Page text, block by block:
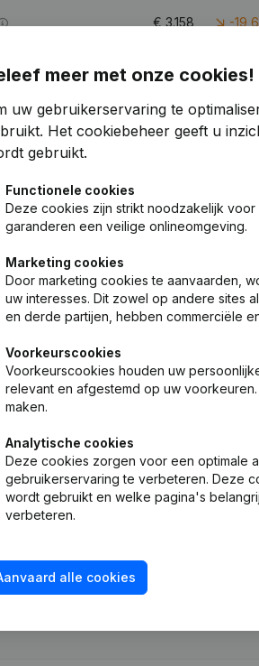
€ 3.158 -
€12.915
€ 3.311 -
Luna's
Publicatie
Ontslagnemingen -
Ontslagnemingen -
meer met onze cookies!
uw gebruikerservaring te
Het cookiebeheer geeft u
gebruikt.
Functionele cookies
Deze cookies zijn strikt noodzakelijk
garanderen een veilige onlineomgeving.
Marketing cookies
Door marketing cookies te aanvaarden,
uw interesses. Dit zowel op andere sites
en derde partijen, hebben commerciële
Voorkeurscookies
Voorkeurscookies houden uw
relevant en afgestemd op uw
maken.
Analytische cookies
Deze cookies zorgen voor een optimale
gebruikerservaring te verbeteren. Deze
wordt gebruikt en welke pagina's
verbeteren.
alle cookies